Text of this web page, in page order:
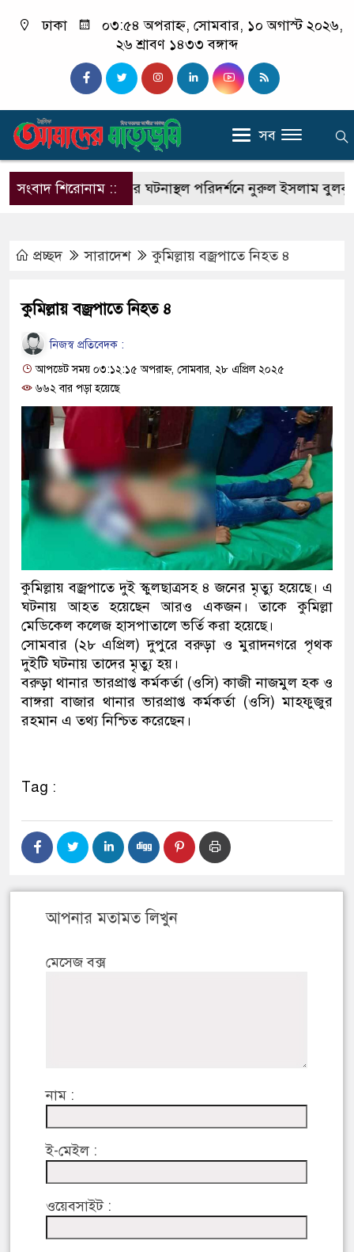
ঢাকা
০৩:৫৪ অপরাহ্ন, সোমবার, ১০ অগাস্ট ২০২৬,
২৬ শ্রাবণ ১৪৩৩ বঙ্গাব্দ
সব
সংবাদ শিরোনাম ::
আদালতে হামলার ঘটনাস্থল পরিদর্শনে নুরুল ইসলাম বুলবুল
প্রচ্ছদ সারাদেশ কুমিল্লায় বজ্রপাতে নিহত ৪
কুমিল্লায় বজ্রপাতে নিহত ৪
নিজস্ব প্রতিবেদক :
আপডেট সময় ০৩:১২:১৫ অপরাহ্ন, সোমবার, ২৮ এপ্রিল ২০২৫
৬৬২ বার পড়া হয়েছে
কুমিল্লায় বজ্রপাতে দুই স্কুলছাত্রসহ ৪ জনের মৃত্যু হয়েছে। এ
ঘটনায় আহত হয়েছেন আরও একজন। তাকে কুমিল্লা
মেডিকেল কলেজ হাসপাতালে ভর্তি করা হয়েছে।
সোমবার (২৮ এপ্রিল) দুপুরে বরুড়া ও মুরাদনগরে পৃথক
দুইটি ঘটনায় তাদের মৃত্যু হয়।
বরুড়া থানার ভারপ্রাপ্ত কর্মকর্তা (ওসি) কাজী নাজমুল হক ও
বাঙ্গরা বাজার থানার ভারপ্রাপ্ত কর্মকর্তা (ওসি) মাহফুজুর
রহমান এ তথ্য নিশ্চিত করেছেন।
Tag :
আপনার মতামত লিখুন
মেসেজ বক্স
নাম :
ই-মেইল :
ওয়েবসাইট :